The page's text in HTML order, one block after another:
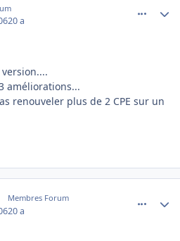
20 a
améliorations...
renouveler plus de 2 CPE sur un
Membres Forum
20 a